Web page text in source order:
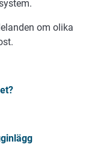
om olika